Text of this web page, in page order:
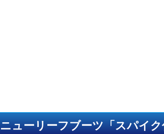
ューリーフブーツ「スパイ